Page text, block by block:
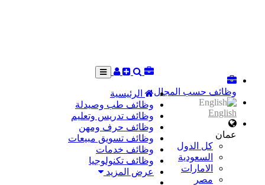
وظائف حسب المجال
English
عمان
كل الدول
السعودية
الامارات
مصر
الرئيسية
وظائف طب وصيدلة
وظائف تدريس وتعليم
وظائف حرف ومهن
وظائف تسويق مبيعات
وظائف خدمات
وظائف تكنولوجيا
عرض المزيد